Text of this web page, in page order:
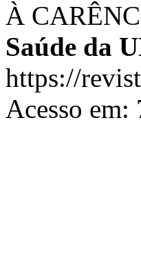
À
Saúde da
https://
Acesso em: